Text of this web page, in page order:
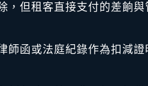
，但租客直接支付的差餉與
師函或法庭紀錄作為扣減證